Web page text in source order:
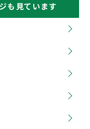
も見ています